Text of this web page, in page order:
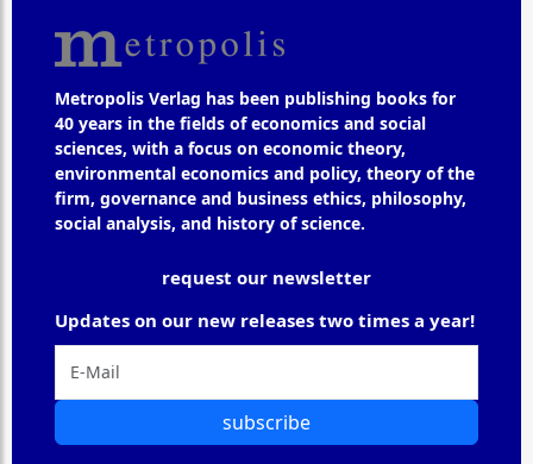
Metropolis Verlag has been publishing books for
40 years in the fields of economics and social
sciences, with a focus on economic theory,
environmental economics and policy, theory of the
firm, governance and business ethics, philosophy,
social analysis, and history of science.
request our newsletter
Updates on our new releases two times a year!
subscribe